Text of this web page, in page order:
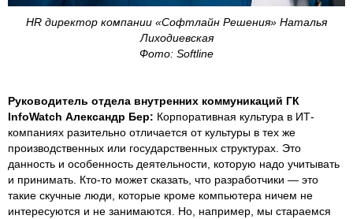
HR директор компании «Софтлайн Решения» Наталья
Лиходиевская
Фото: Softline
Руководитель отдела внутренних коммуникаций ГК
InfoWatch Александр Бер: Корпоративная культура в ИТ-
компаниях разительно отличается от культуры в тех же
производственных или государственных структурах. Это
данность и особенность деятельности, которую надо учитывать
и принимать. Кто-то может сказать, что разработчики — это
такие скучные люди, которые кроме компьютера ничем не
интересуются и не занимаются. Но, например, мы стараемся